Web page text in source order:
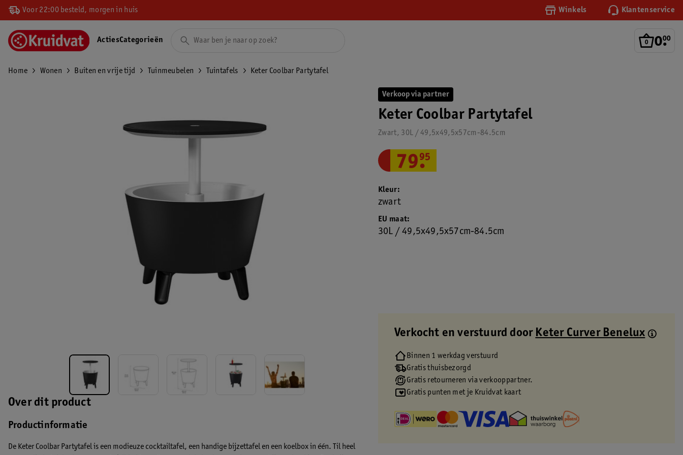
Voor 22:00 besteld, morgen in huis Winkels Klantenservice
0.
00
ActiesCategorieën
Home Wonen Buiten en vrije tijd Tuinmeubelen Tuintafels Keter Coolbar Partytafel
Over dit product
Productinformatie
De Keter Coolbar Partytafel is een modieuze cocktailtafel, een handige bijzettafel en een koelbox in één. Til heel
Verkoop via partner
Keter Coolbar Partytafel
Zwart, 30L / 49,5x49,5x57cm-84.5cm
79.
95
EU maat
30L / 49,5x49,5x57cm-84.5cm
Kleur
zwart
Verkocht en verstuurd door Keter Curver Benelux
Binnen 1 werkdag verstuurd
Gratis thuisbezorgd
Gratis retourneren via verkooppartner.
Gratis punten met je Kruidvat kaart